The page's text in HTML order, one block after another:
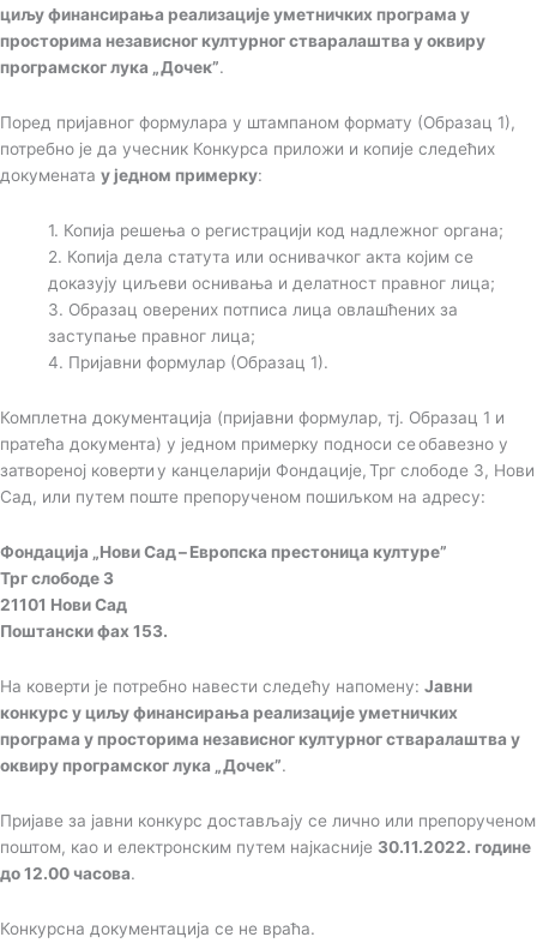
циљу финансирања реализације уметничких програма у
просторима независног културног стваралаштва у оквиру
програмског лука „Дочек”.
Поред пријавног формулара у штампаном формату (Образац 1),
потребно је да учесник Конкурса приложи и копије следећих
докумената у једном примерку:
1. Копија решења о регистрацији код надлежног органа;
2. Копија дела статута или оснивачког акта којим се
доказују циљеви оснивања и делатност правног лица;
3. Образац оверених потписа лица овлашћених за
заступање правног лица;
4. Пријавни формулар (Образац 1).
Комплетна документација (пријавни формулар, тј. Образац 1 и
пратећа документа) у једном примерку подноси се обавезно у
затвореној коверти у канцеларији Фондације, Трг слободе 3, Нови
Сад, или путем поште препорученом пошиљком на адресу:
Фондација „Нови Сад – Европска престоница културе”
Трг слободе 3
21101 Нови Сад
Поштански фах 153.
На коверти је потребно навести следећу напомену: Јавни
конкурс у циљу финансирања реализације уметничких
програма у просторима независног културног стваралаштва у
оквиру програмског лука „Дочек”.
Пријаве за јавни конкурс достављају се лично или препорученом
поштом, као и електронским путем најкасније 30.11.2022. године
до 12.00 часова.
Конкурсна документација се не враћа.